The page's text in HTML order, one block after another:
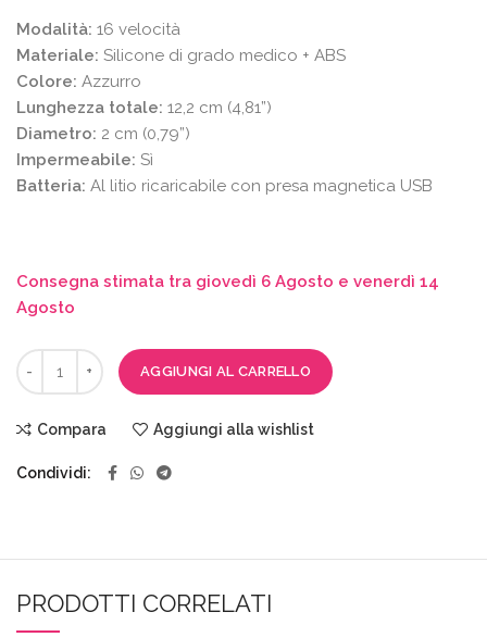
Modalità: 16 velocità
Materiale: Silicone di grado medico + ABS
Colore: Azzurro
Lunghezza totale: 12,2 cm (4,81”)
Diametro: 2 cm (0,79”)
Impermeabile: Sì
Batteria: Al litio ricaricabile con presa magnetica USB
Consegna stimata tra giovedì 6 Agosto e venerdì 14
Agosto
AGGIUNGI AL CARRELLO
Compara Aggiungi alla wishlist
Condividi
PRODOTTI CORRELATI